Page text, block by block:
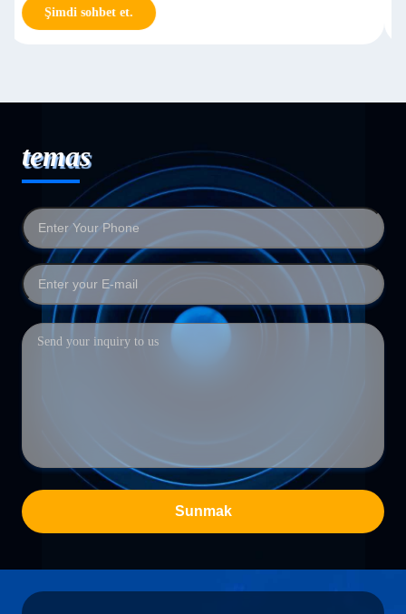
Şimdi sohbet et.
temas
Sunmak